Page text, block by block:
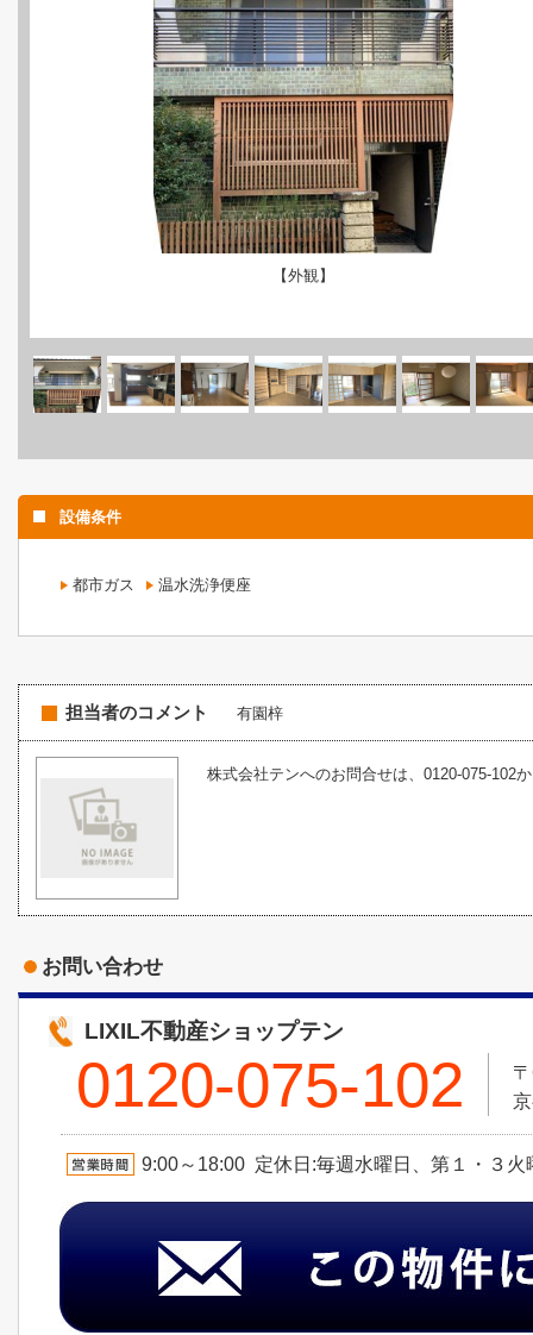
【外観】
設備条件
都市ガス 温水洗浄便座
担当者のコメント 有園梓
株式会社テンへのお問合せは、0120-075-102
お問い合わせ
LIXIL不動産ショップテン
0120-075-102
9:00～18:00 定休日:毎週水曜日、第１・３火